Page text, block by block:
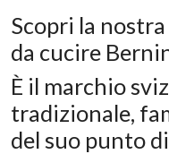
Scopri la
da cucire
È il marchio
tradizionale,
del suo punto